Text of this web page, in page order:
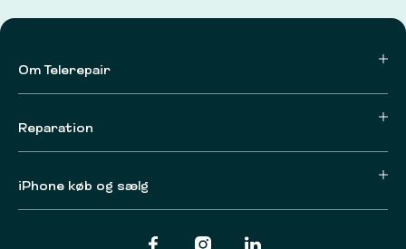
Om Telerepair
Reparation
iPhone køb og sælg